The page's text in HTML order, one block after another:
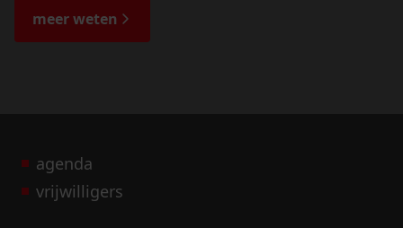
de bijzondere verhalen.
meer weten
agenda
vrijwilligers